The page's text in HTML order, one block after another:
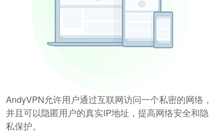
AndyVPN允许用户通过互联网访问一个私密的网络，
并且可以隐匿用户的真实IP地址，提高网络安全和隐
私保护。